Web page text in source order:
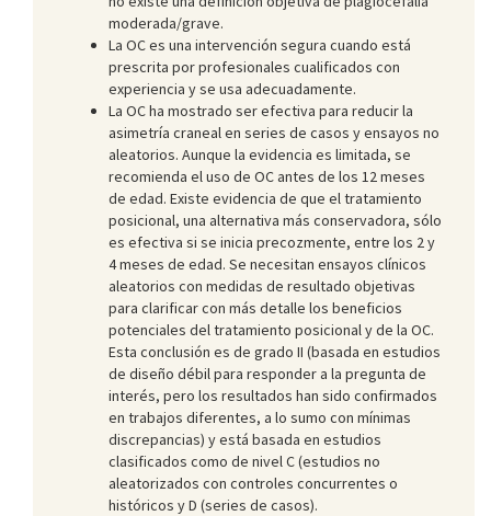
moderada/grave.
La OC es una intervención segura cuando está
prescrita por profesionales cualificados con
experiencia y se usa adecuadamente.
La OC ha mostrado ser efectiva para reducir la
asimetría craneal en series de casos y ensayos no
aleatorios. Aunque la evidencia es limitada, se
recomienda el uso de OC antes de los 12 meses
de edad. Existe evidencia de que el tratamiento
posicional, una alternativa más conservadora, sólo
es efectiva si se inicia precozmente, entre los 2 y
4 meses de edad. Se necesitan ensayos clínicos
aleatorios con medidas de resultado objetivas
para clarificar con más detalle los beneficios
potenciales del tratamiento posicional y de la OC.
Esta conclusión es de grado II (basada en estudios
de diseño débil para responder a la pregunta de
interés, pero los resultados han sido confirmados
en trabajos diferentes, a lo sumo con mínimas
discrepancias) y está basada en estudios
clasificados como de nivel C (estudios no
aleatorizados con controles concurrentes o
históricos y D (series de casos).